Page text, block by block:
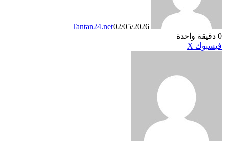
Tantan24.net02/05/2026
0 دقيقة واحدة
فيسبوك X